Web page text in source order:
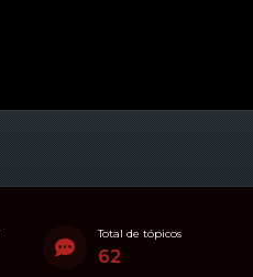
Total de tópicos
62